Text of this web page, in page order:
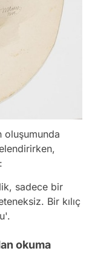
oluşumunda
sadece bir
Bir kılıç
okuma